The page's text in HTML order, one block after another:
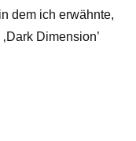
dem ich erwähnte,
Dimension’